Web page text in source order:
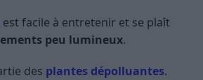
est facile à entretenir et se plaît
peu lumineux.
des plantes dépolluantes.